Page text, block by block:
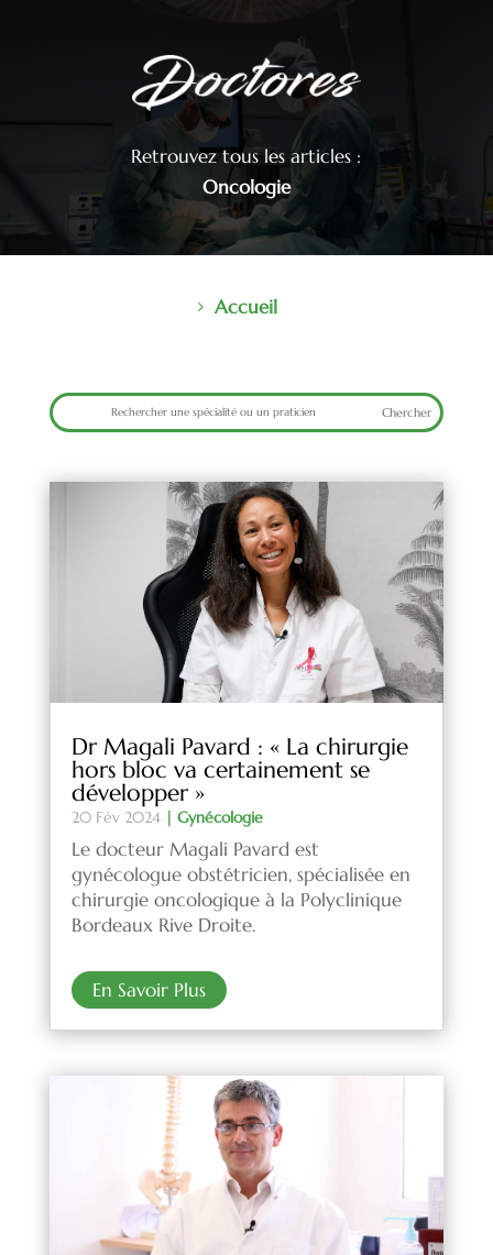
Retrouvez tous les articles :
Oncologie
Accueil
Dr Magali Pavard : « La chirurgie
hors bloc va certainement se
développer »
20 Fév 2024| Gynécologie
Le docteur Magali Pavard est
gynécologue obstétricien, spécialisée en
chirurgie oncologique à la Polyclinique
Bordeaux Rive Droite.
En Savoir Plus